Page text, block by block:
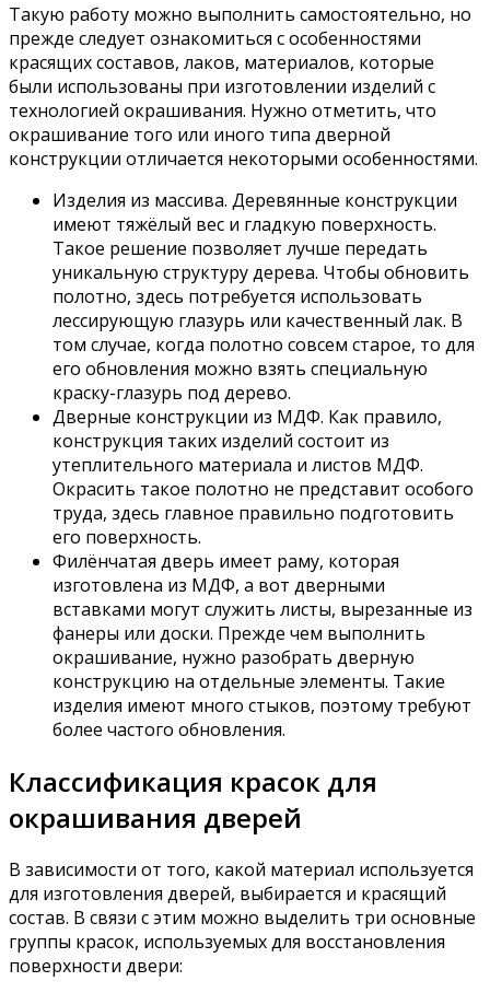
Такую работу можно выполнить самостоятельно, но
прежде следует ознакомиться с особенностями
красящих составов, лаков, материалов, которые
были использованы при изготовлении изделий с
технологией окрашивания. Нужно отметить, что
окрашивание того или иного типа дверной
конструкции отличается некоторыми особенностями.
Изделия из массива. Деревянные конструкции
имеют тяжёлый вес и гладкую поверхность.
Такое решение позволяет лучше передать
уникальную структуру дерева. Чтобы обновить
полотно, здесь потребуется использовать
лессирующую глазурь или качественный лак. В
том случае, когда полотно совсем старое, то для
его обновления можно взять специальную
краску-глазурь под дерево.
Дверные конструкции из МДФ. Как правило,
конструкция таких изделий состоит из
утеплительного материала и листов МДФ.
Окрасить такое полотно не представит особого
труда, здесь главное правильно подготовить
его поверхность.
Филёнчатая дверь имеет раму, которая
изготовлена из МДФ, а вот дверными
вставками могут служить листы, вырезанные из
фанеры или доски. Прежде чем выполнить
окрашивание, нужно разобрать дверную
конструкцию на отдельные элементы. Такие
изделия имеют много стыков, поэтому требуют
более частого обновления.
Классификация красок для
окрашивания дверей
В зависимости от того, какой материал используется
для изготовления дверей, выбирается и красящий
состав. В связи с этим можно выделить три основные
группы красок, используемых для восстановления
поверхности двери: